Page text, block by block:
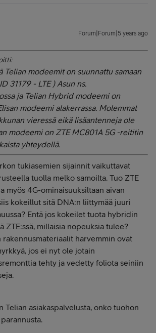
Forum|Forum|5 years ago
Telian modeemit on suunnattu samaan
31179 - LTE ) Asun ns.
ja Telian Hybrid modeemi on
modeemi alakerrassa. Molemmat
vieressä eikä lisäantenneja ole
modeemi on ZTE MC801A 5G -reititin
yhteydellä.
tukiasemien sijainnit vaikuttavat
tuolla melko samoilta. Tuo ZTE
myös 4G-ominaisuuksiltaan aivan
kokeillut sitä DNA:n liittymää juuri
Entä jos kokeilet tuota hybridin
ZTE:ssä, millaisia nopeuksia tulee?
rakennusmateriaalit harvemmin ovat
jos ei nyt ole jotain
tehty ja vedetty foliota seiniin
Telian asiakaspalvelusta, onko tuohon